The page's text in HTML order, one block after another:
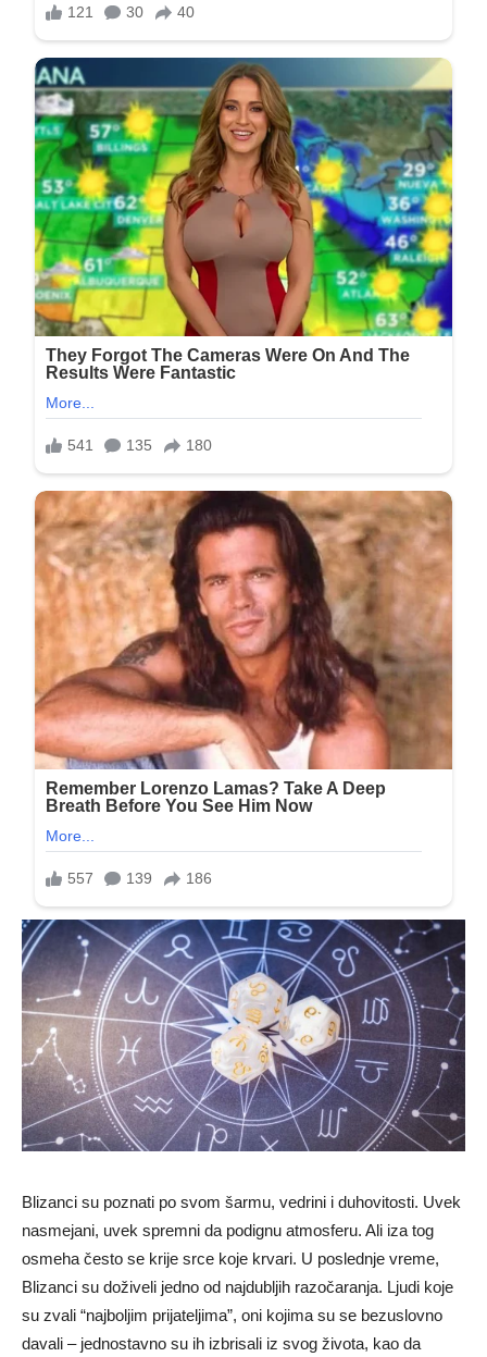
Blizanci su poznati po svom šarmu, vedrini i duhovitosti. Uvek
nasmejani, uvek spremni da podignu atmosferu. Ali iza tog
osmeha često se krije srce koje krvari. U poslednje vreme,
Blizanci su doživeli jedno od najdubljih razočaranja. Ljudi koje
su zvali “najboljim prijateljima”, oni kojima su se bezuslovno
davali – jednostavno su ih izbrisali iz svog života, kao da